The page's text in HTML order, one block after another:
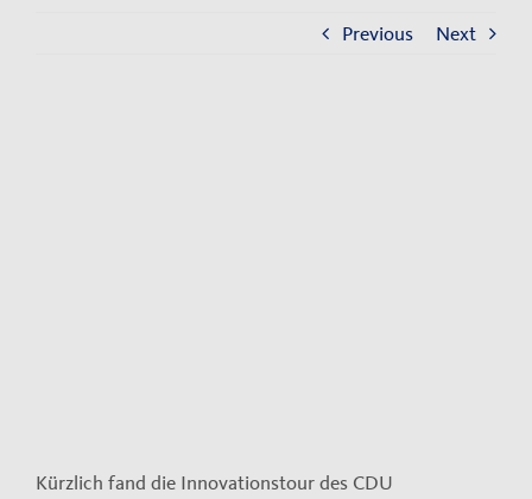
Previous Next
Kürzlich fand die Innovationstour des CDU